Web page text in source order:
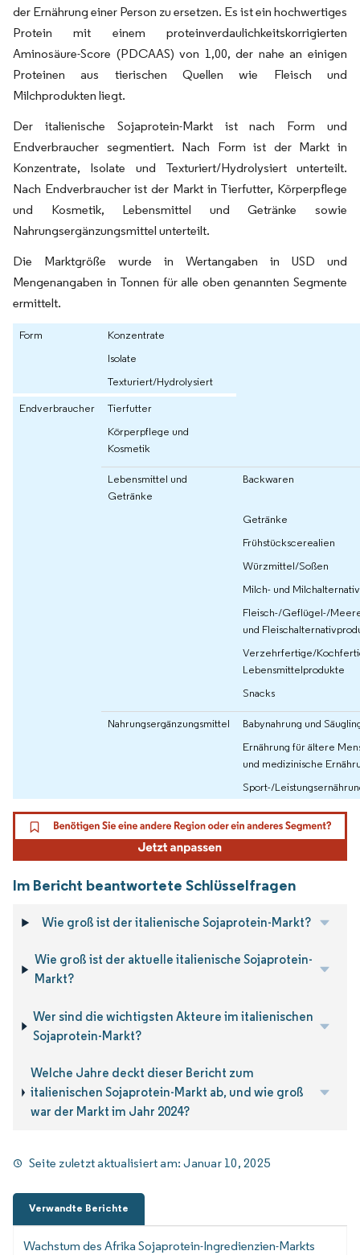
der Ernährung einer Person zu ersetzen. Es ist ein hochwertiges
Protein mit einem proteinverdaulichkeitskorrigierten
Aminosäure-Score (PDCAAS) von 1,00, der nahe an einigen
Proteinen aus tierischen Quellen wie Fleisch und
Milchprodukten liegt.
Der italienische Sojaprotein-Markt ist nach Form und
Endverbraucher segmentiert. Nach Form ist der Markt in
Konzentrate, Isolate und Texturiert/Hydrolysiert unterteilt.
Nach Endverbraucher ist der Markt in Tierfutter, Körperpflege
und Kosmetik, Lebensmittel und Getränke sowie
Nahrungsergänzungsmittel unterteilt.
Die Marktgröße wurde in Wertangaben in USD und
Mengenangaben in Tonnen für alle oben genannten Segmente
ermittelt.
Form
Konzentrate
Isolate
Texturiert/Hydrolysiert
Endverbraucher
Tierfutter
Körperpflege und
Kosmetik
Lebensmittel und
Getränke
Backwaren
Getränke
Frühstückscerealien
Würzmittel/Soßen
Milch- und
Fleisch-/Geflügel-/
und
Verzehrfertige/
Lebensmittelprodukte
Snacks
Nahrungsergänzungsmittel
Babynahrung und
Ernährung für ältere
und medizinische
Sport-/
Im Bericht beantwortete Schlüsselfragen
Wie groß ist der italienische Sojaprotein-Markt?
Wie groß ist der aktuelle italienische Sojaprotein-
Markt?
Wer sind die wichtigsten Akteure im italienischen
Sojaprotein-Markt?
Welche Jahre deckt dieser Bericht zum
italienischen Sojaprotein-Markt ab, und wie groß
war der Markt im Jahr 2024?
Seite zuletzt aktualisiert am:Januar 10, 2025
Verwandte Berichte
Wachstum des Afrika Sojaprotein-Ingredienzien-Markts